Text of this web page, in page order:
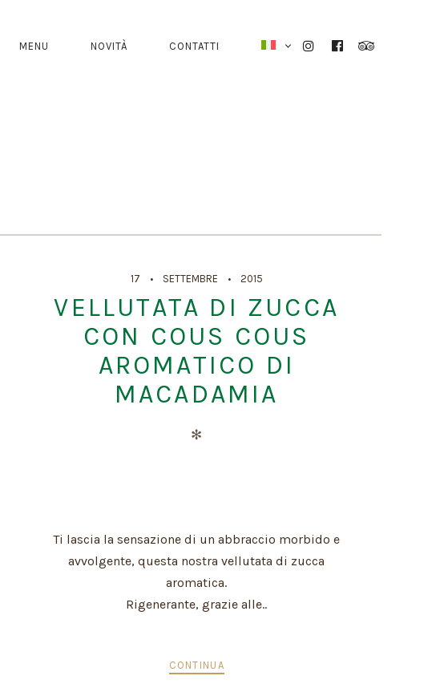
MENU NOVITÀ CONTATTI
INSTAGRAM
FACEBOOKTRIPADVISOR
17 SETTEMBRE 2015
VELLUTATA DI ZUCCA
CON COUS COUS
AROMATICO DI
MACADAMIA
✻
Ti lascia la sensazione di un abbraccio morbido e
avvolgente, questa nostra vellutata di zucca
aromatica.
Rigenerante, grazie alle..
CONTINUA